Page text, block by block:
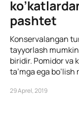
pashtet
Konservalangan
tayyorlash
biridir. Pomidor va
ta’mga ega
29 Aprel, 2019